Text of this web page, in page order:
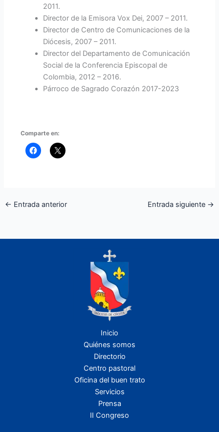
2011.
Director de la Emisora Vox Dei, 2007 – 2011.
Director de Centro de Comunicaciones de la
Diócesis, 2007 – 2011.
Director del Departamento de Comunicación
Social de la Conferencia Episcopal de
Colombia, 2012 – 2016.
Párroco de Sagrado Corazón 2017-2023
Comparte en:
← Entrada anterior Entrada siguiente →
Inicio
Quiénes somos
Directorio
Centro pastoral
Oficina del buen trato
Servicios
Prensa
II Congreso